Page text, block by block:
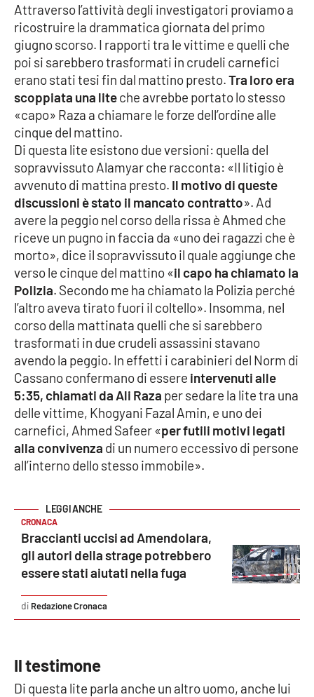
Lamezia Terme
PROGETTI
SPECIALI
Buona Sanità Calabria
LA
CALABRIAVISIONE
Destinazioni
Eventi
Food
Storie
LAC
NETWORK
Lacplay.it
Lactv.it
Laconair.it
Lacapitalenews.it
Ilreggino.it
Cosenzachannel.it
Catanzarochannel.it
Attraverso l’attività degli investigatori proviamo a
ricostruire la drammatica giornata del primo
giugno scorso. I rapporti tra le vittime e quelli che
poi si sarebbero trasformati in crudeli carnefici
erano stati tesi fin dal mattino presto.Tra loro era
scoppiata una liteche avrebbe portato lo stesso
«capo» Raza a chiamare le forze dell’ordine alle
cinque del mattino.
Di questa lite esistono due versioni: quella del
sopravvissuto Alamyar che racconta: «Il litigio è
avvenuto di mattina presto. Il motivo di queste
discussioni è stato il mancato contratto». Ad
avere la peggio nel corso della rissa è Ahmed che
riceve un pugno in faccia da «uno dei ragazzi che è
morto», dice il sopravvissuto il quale aggiunge che
verso le cinque del mattino «il capo ha chiamato la
Polizia. Secondo me ha chiamato la Polizia perché
l’altro aveva tirato fuori il coltello». Insomma, nel
corso della mattinata quelli che si sarebbero
trasformati in due crudeli assassini stavano
avendo la peggio. In effetti i carabinieri del Norm di
Cassano confermano di essere intervenuti alle
5:35, chiamati da Ali Raza per sedare la lite tra una
delle vittime, Khogyani Fazal Amin, e uno dei
carnefici, Ahmed Safeer «per futili motivi legati
alla convivenza di un numero eccessivo di persone
all’interno dello stesso immobile».
CRONACA
Braccianti uccisi ad Amendolara,
gli autori della strage potrebbero
essere stati aiutati nella fuga
Redazione Cronaca
Il testimone
Di questa lite parla anche un altro uomo, anche lui